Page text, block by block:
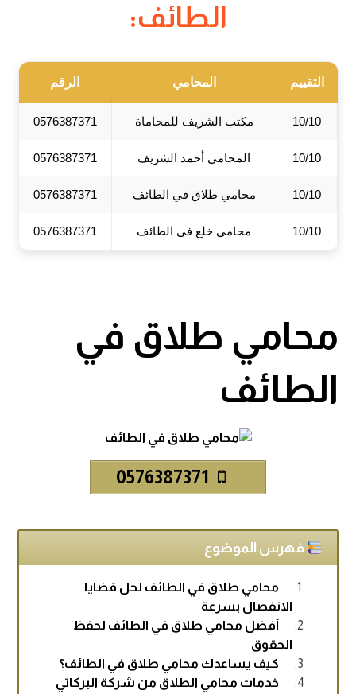
الطائف:
التقييم المحامي الرقم
10/10 مكتب الشريف للمحاماة 0576387371
10/10 المحامي أحمد الشريف 0576387371
10/10 محامي طلاق في الطائف 0576387371
10/10 محامي خلع في الطائف 0576387371
محامي طلاق في
الطائف
فهرس الموضوع
محامي طلاق في الطائف لحل قضايا
الانفصال بسرعة
أفضل محامي طلاق في الطائف لحفظ
الحقوق
كيف يساعدك محامي طلاق في الطائف؟
خدمات محامي الطلاق من شركة البركاتي